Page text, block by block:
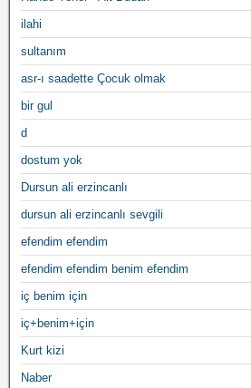
ilahi
sultanım
asr-ı saadette Çocuk olmak
bir gul
d
dostum yok
Dursun ali erzincanlı
dursun ali erzincanlı sevgili
efendim efendim
efendim efendim benim efendim
iç benim için
iç+benim+için
Kurt kizi
Naber